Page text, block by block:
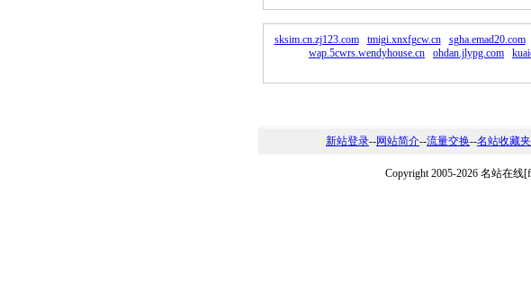
sksim.cn.zj123.com tmigi.xnxfgcw.cn sgha.emad20.com
wap.5cwrs.wendyhouse.cn
ohdan.jlypg.com
新站登录--网站简介--流量交换--名站收藏夹
Copyright 2005-2026 名站在线